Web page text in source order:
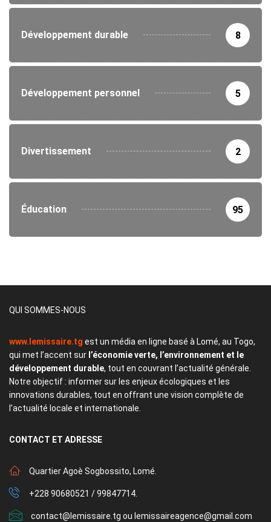
Développement durable 8
Développement personnel 5
Divertissement 2
Éducation 95
QUI SOMMES-NOUS
www.lemissaire.tg est un média en ligne basé à Lomé, au Togo,
qui met l’accent sur l’économie verte, l’environnement et le
développement durable, tout en couvrant l’actualité générale.
Notre objectif : informer sur les enjeux écologiques et les
innovations durables, tout en offrant une vision complète de
l’actualité locale et internationale.
CONTACT ET ADRESSE
Quartier Agoè Sogbossito, Lomé.
+228 90680521 / 99847714.
contact@lemissaire.tg ou lemissaireagence@gmail.com